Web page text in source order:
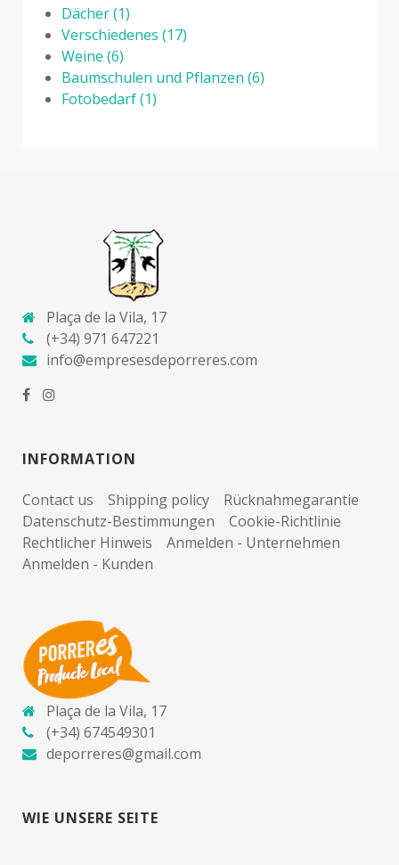
Dächer(1)
Verschiedenes (17)
Weine (6)
Baumschulen und Pflanzen (6)
Fotobedarf(1)
Plaça de la Vila, 17
(+34) 971 647221
info@empresesdeporreres.com
INFORMATION
Contact us Shipping policy
Rücknahmegarantie
Datenschutz-Bestimmungen
Cookie-Richtlinie
Rechtlicher Hinweis
Anmelden - Unternehmen
Anmelden - Kunden
Plaça de la Vila, 17
(+34) 674549301
deporreres@gmail.com
WIE UNSERE SEITE